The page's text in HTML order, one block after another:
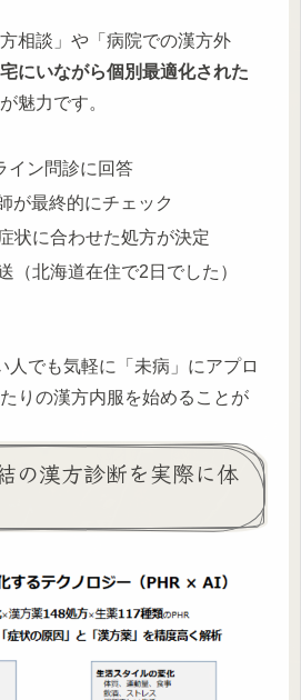
相談」や「病院での漢方外
にいながら個別最適化された
魅力です。
イン問診に回答
が最終的にチェック
状に合わせた処方が決定
（北海道在住で2日でした）
人でも気軽に「未病」にアプロ
りの漢方内服を始めることが
の漢方診断を実際に体